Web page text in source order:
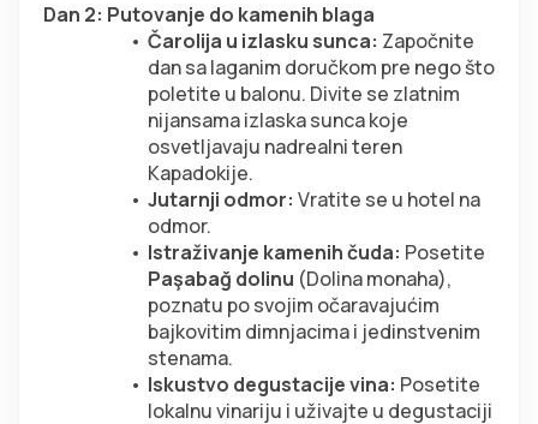
Dan 2: Putovanje do kamenih blaga
Čarolija u izlasku sunca: Započnite
dan sa laganim doručkom pre nego što
poletite u balonu. Divite se zlatnim
nijansama izlaska sunca koje
osvetljavaju nadrealni teren
Kapadokije.
Jutarnji odmor: Vratite se u hotel na
odmor.
Istraživanje kamenih čuda:
Paşabağ dolinu (Dolina monaha),
poznatu po svojim očaravajućim
bajkovitim dimnjacima i jedinstvenim
stenama.
Iskustvo degustacije vina: Posetite
lokalnu vinariju i uživajte u degustaciji